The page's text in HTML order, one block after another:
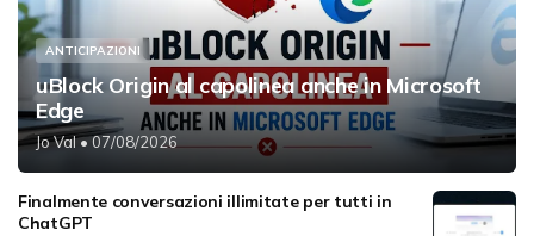
ANTICIPAZIONI
uBlock Origin al capolinea anche in Microsoft
Edge
Jo Val• 07/08/2026
Finalmente conversazioni illimitate per tutti in
ChatGPT